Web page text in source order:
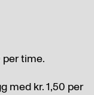
time.
med kr. 1,50 per